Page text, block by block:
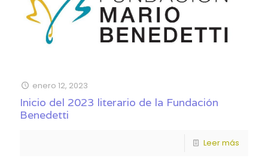
enero 12, 2023
Inicio del 2023 literario de la Fundación
Benedetti
Leer más